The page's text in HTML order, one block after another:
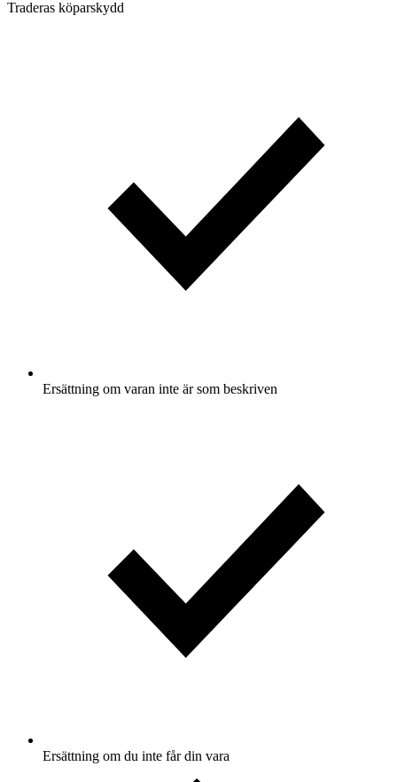
Traderas köparskydd
Ersättning om varan inte är som beskriven
Ersättning om du inte får din vara